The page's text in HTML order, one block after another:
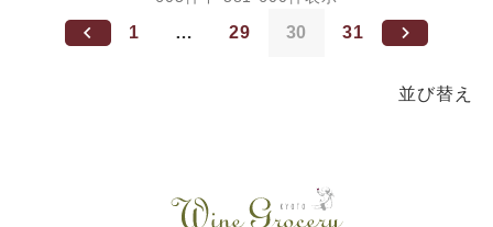
並び替え
1 … 29 30 31